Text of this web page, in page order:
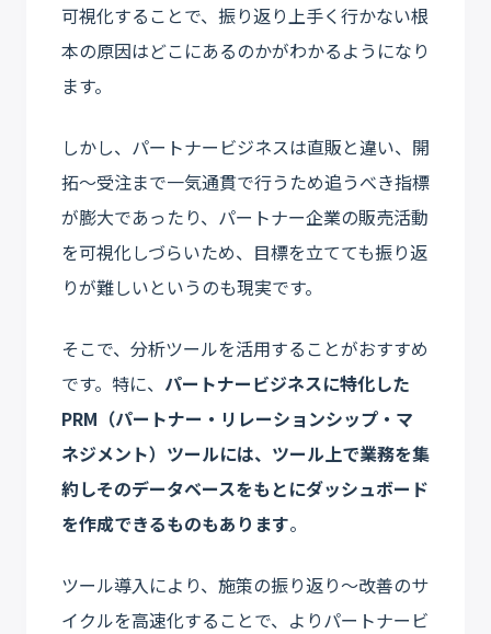
可視化することで、振り返り上手く行かない根
本の原因はどこにあるのかがわかるようになり
ます。
しかし、パートナービジネスは直販と違い、開
拓〜受注まで一気通貫で行うため追うべき指標
が膨大であったり、パートナー企業の販売活動
を可視化しづらいため、目標を立てても振り返
りが難しいというのも現実です。
そこで、分析ツールを活用することがおすすめ
です。特に、 パートナービジネスに特化した
PRM（パートナー・リレーションシップ・マ
ネジメント）ツールには、ツール上で業務を集
約しそのデータベースをもとにダッシュボード
を作成できるものもあります。
ツール導入により、施策の振り返り〜改善のサ
イクルを高速化することで、よりパートナービ